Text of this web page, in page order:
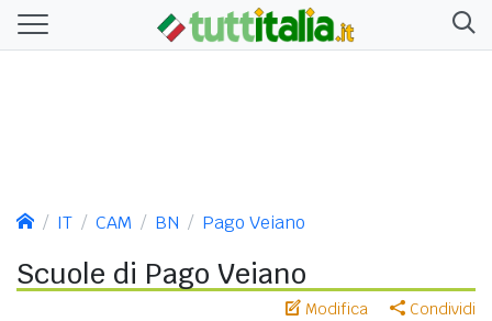
IT CAM BN Pago Veiano
Scuole di Pago Veiano
Modifica Condividi